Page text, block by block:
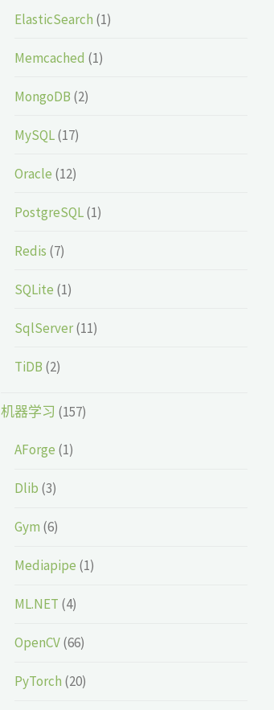
ElasticSearch (1)
Memcached (1)
MongoDB (2)
MySQL(17)
Oracle (12)
PostgreSQL(1)
Redis (7)
SQLite (1)
SqlServer(11)
TiDB (2)
机器学习 (157)
AForge (1)
Dlib (3)
Gym (6)
Mediapipe (1)
ML.NET (4)
OpenCV(66)
PyTorch (20)